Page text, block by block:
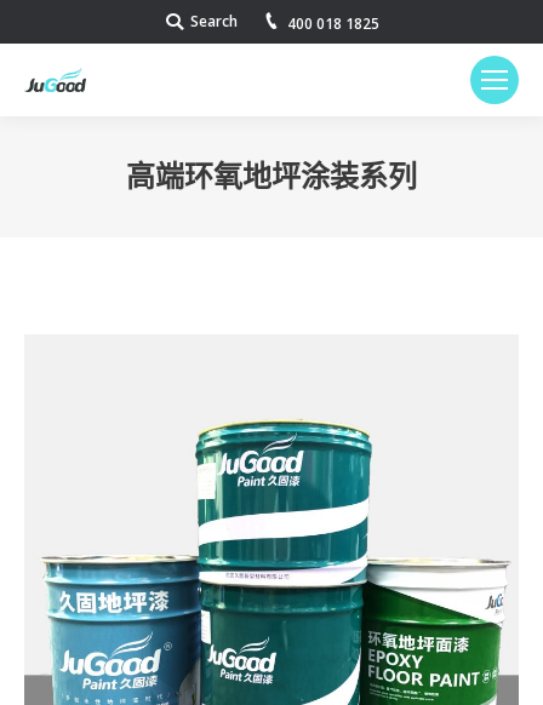
Search:
Search 400 018 1825
高端环氧地坪涂装系列